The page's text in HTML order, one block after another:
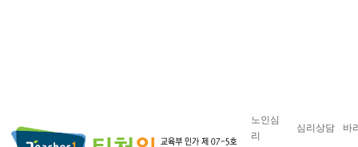
노인심
리
심리상담 바